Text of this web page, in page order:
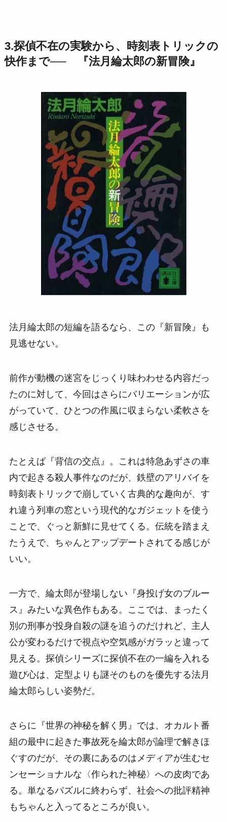
3.探偵不在の実験から、時刻表トリックの
快作まで── 『法月綸太郎の新冒険』
法月綸太郎の短編を語るなら、この『新冒険』も
見逃せない。
前作が動機の迷宮をじっくり味わわせる内容だっ
たのに対して、今回はさらにバリエーションが広
がっていて、ひとつの作風に収まらない柔軟さを
感じさせる。
たとえば『背信の交点』。これは特急あずさの車
内で起きる殺人事件なのだが、鉄壁のアリバイを
時刻表トリックで崩していく古典的な趣向が、す
れ違う列車の窓という現代的なガジェットを使う
ことで、ぐっと新鮮に見せてくる。伝統を踏まえ
たうえで、ちゃんとアップデートされてる感じが
いい。
一方で、綸太郎が登場しない『身投げ女のブルー
ス』みたいな異色作もある。ここでは、まったく
別の刑事が投身自殺の謎を追うのだけれど、主人
公が変わるだけで視点や空気感がガラッと違って
見える。探偵シリーズに探偵不在の一編を入れる
遊び心は、定型よりも謎そのものを優先する法月
綸太郎らしい姿勢だ。
さらに『世界の神秘を解く男』では、オカルト番
組の最中に起きた事故死を綸太郎が論理で解きほ
ぐすのだが、その裏にあるのはメディアが生むセ
ンセーショナルな〈作られた神秘〉への皮肉であ
る。単なるパズルに終わらず、社会への批評精神
もちゃんと入ってるところが良い。